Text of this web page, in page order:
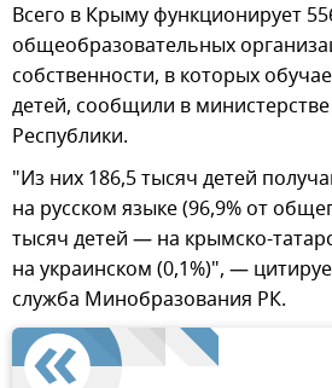
Всего в Крыму функционирует
общеобразовательных
собственности, в которых
детей, сообщили в
Республики.
"Из них 186,5 тысяч детей
на русском языке (96,9% от
тысяч детей — на крымско-
на украинском (0,1%)", —
служба Минобразования РК.